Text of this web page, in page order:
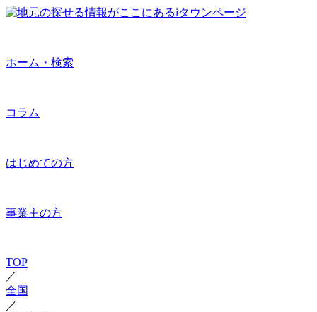
ホーム・検索
コラム
はじめての方
事業主の方
TOP
／
全国
／